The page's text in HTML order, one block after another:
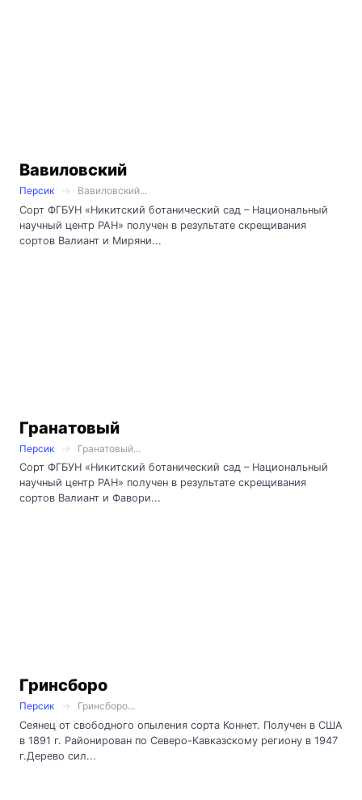
Вавиловский
Персик
Вавиловский...
Сорт ФГБУН «Никитский ботанический сад – Национальный
научный центр РАН» получен в результате скрещивания
сортов Валиант и Миряни...
Гранатовый
Персик
Гранатовый...
Сорт ФГБУН «Никитский ботанический сад – Национальный
научный центр РАН» получен в результате скрещивания
сортов Валиант и Фавори...
Гринсборо
Персик
Гринсборо...
Сеянец от свободного опыления сорта Коннет. Получен в США
в 1891 г. Районирован по Северо-Кавказскому региону в 1947
г.Дерево сил...